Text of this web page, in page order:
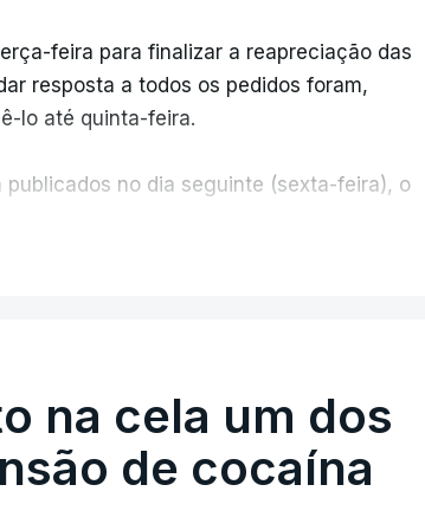
feira para finalizar a reapreciação das
resposta a todos os pedidos foram,
lo até quinta-feira.
no dia seguinte (sexta-feira), o
dias, apercebamo-nos que ainda estão a
, disse a professora à agência
a totalidade das reapreciações na
na cela um dos
de cocaína